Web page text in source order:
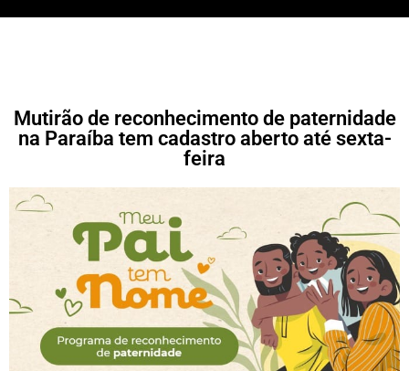
Mutirão de reconhecimento de paternidade
na Paraíba tem cadastro aberto até sexta-
feira